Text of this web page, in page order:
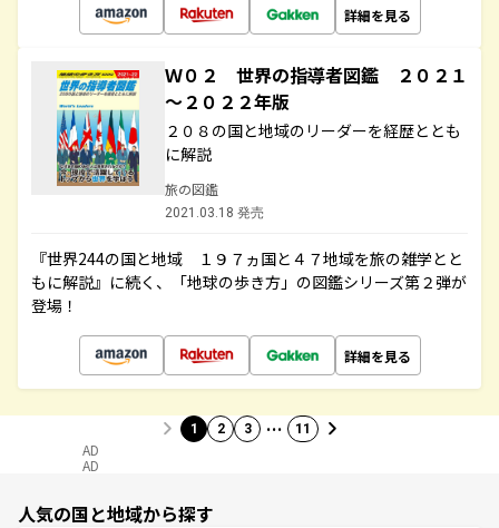
詳細を見る
Ｗ０２ 世界の指導者図鑑 ２０２１
～２０２２年版
２０８の国と地域のリーダーを経歴ととも
に解説
旅の図鑑
2021.03.18 発売
『世界244の国と地域 １９７ヵ国と４７地域を旅の雑学とと
もに解説』に続く、「地球の歩き方」の図鑑シリーズ第２弾が
登場！
詳細を見る
1 2 3 … 11
AD
AD
人気の国と地域から探す